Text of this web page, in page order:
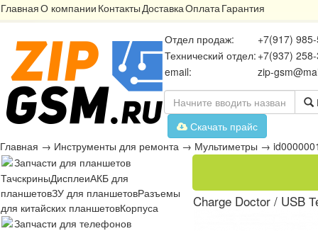
ГлавнаяО компании КонтактыДоставкаОплатаГарантия
Отдел продаж:
+7(917)
Технический отдел: +7(937)
email:
zip-
Скачать прайс
Главная → Инструменты для ремонта → Мультиметры →
Запчасти для планшетов
ТачскриныДисплеиАКБ для
планшетовЗУ для планшетовРазъемы
для китайских планшетовКорпуса
Запчасти для телефонов
Charge Doctor / USB